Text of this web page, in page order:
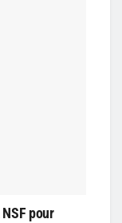
pour